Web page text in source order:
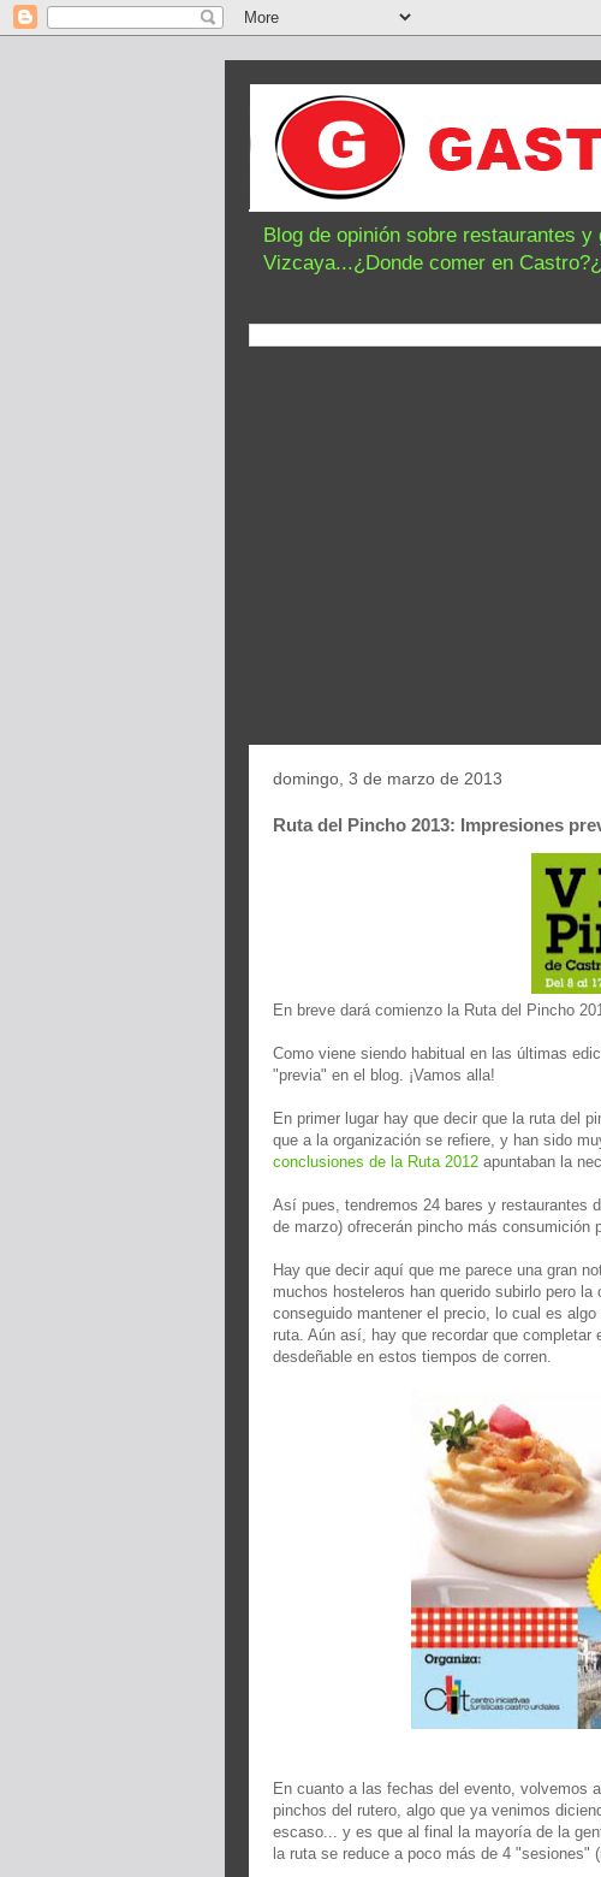
Blog de opinión sobre restaurantes
Vizcaya...¿Donde comer en
domingo, 3 de marzo de 2013
Ruta del Pincho 2013: Impresiones
En breve dará comienzo la Ruta del Pincho
Como viene siendo habitual en las últimas
"previa" en el blog. ¡Vamos alla!
En primer lugar hay que decir que la ruta del
que a la organización se refiere, y han sido
conclusiones de la Ruta 2012 apuntaban la
Así pues, tendremos 24 bares y restaurantes
de marzo) ofrecerán pincho más consumición
Hay que decir aquí que me parece una gran
muchos hosteleros han querido subirlo pero
conseguido mantener el precio, lo cual es
ruta. Aún así, hay que recordar que completar
desdeñable en estos tiempos de corren.
En cuanto a las fechas del evento, volvemos
pinchos del rutero, algo que ya venimos
escaso... y es que al final la mayoría de la
la ruta se reduce a poco más de 4 "sesiones"